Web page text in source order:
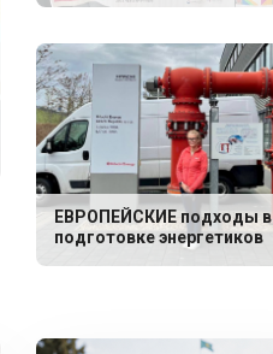
ЕВРОПЕЙСКИЕ подходы в
подготовке энергетиков